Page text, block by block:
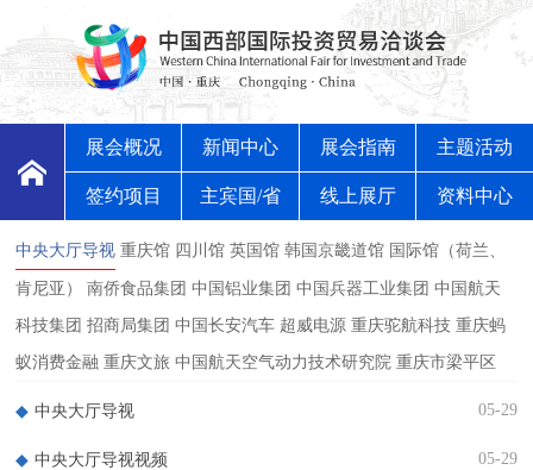
展会概况 新闻中心 展会指南 主题活动
签约项目 主宾国/省 线上展厅 资料中心
中央大厅导视 重庆馆 四川馆 英国馆 韩国京畿道馆 国际馆（荷兰、
肯尼亚） 南侨食品集团 中国铝业集团 中国兵器工业集团 中国航天
科技集团 招商局集团 中国长安汽车 超威电源 重庆驼航科技 重庆蚂
蚁消费金融 重庆文旅 中国航天空气动力技术研究院 重庆市梁平区
中央大厅导视 05-29
中央大厅导视视频 05-29